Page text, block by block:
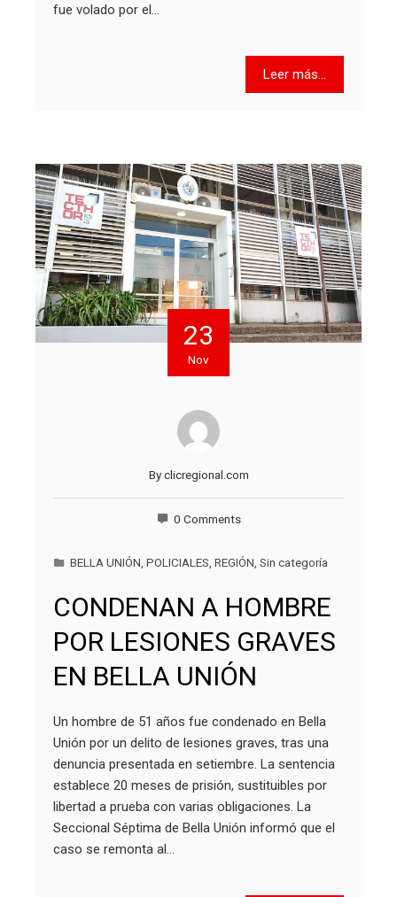
fue volado por el…
Leer más...
23
Nov
Byclicregional.com
0 Comments
BELLA UNIÓN POLICIALES REGIÓN Sin categoría
CONDENAN A HOMBRE
POR LESIONES GRAVES
EN BELLA UNIÓN
Un hombre de 51 años fue condenado en Bella
Unión por un delito de lesiones graves, tras una
denuncia presentada en setiembre. La sentencia
establece 20 meses de prisión, sustituibles por
libertad a prueba con varias obligaciones. La
Seccional Séptima de Bella Unión informó que el
caso se remonta al…